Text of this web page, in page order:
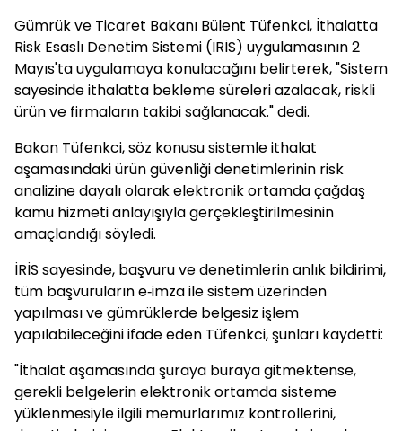
Gümrük ve Ticaret Bakanı Bülent Tüfenkci, İthalatta
Risk Esaslı Denetim Sistemi (İRİS) uygulamasının 2
Mayıs'ta uygulamaya konulacağını belirterek, "Sistem
sayesinde ithalatta bekleme süreleri azalacak, riskli
ürün ve firmaların takibi sağlanacak." dedi.
Bakan Tüfenkci, söz konusu sistemle ithalat
aşamasındaki ürün güvenliği denetimlerinin risk
analizine dayalı olarak elektronik ortamda çağdaş
kamu hizmeti anlayışıyla gerçekleştirilmesinin
amaçlandığı söyledi.
İRİS sayesinde, başvuru ve denetimlerin anlık bildirimi,
tüm başvuruların e‐imza ile sistem üzerinden
yapılması ve gümrüklerde belgesiz işlem
yapılabileceğini ifade eden Tüfenkci, şunları kaydetti:
"İthalat aşamasında şuraya buraya gitmektense,
gerekli belgelerin elektronik ortamda sisteme
yüklenmesiyle ilgili memurlarımız kontrollerini,